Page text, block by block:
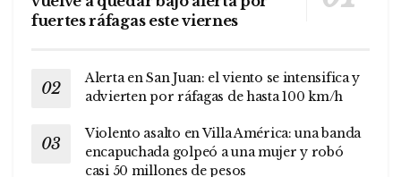
fuertes ráfagas este viernes
Alerta en San Juan: el viento se intensifica y
advierten por ráfagas de hasta 100 km/h
Violento asalto en Villa América: una banda
encapuchada golpeó a una mujer y robó
casi 50 millones de pesos